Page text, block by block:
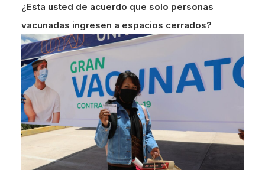
¿Esta usted de acuerdo que solo personas
vacunadas ingresen a espacios cerrados?